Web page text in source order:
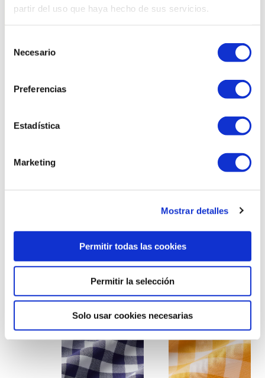
partir del uso que haya hecho de sus servicios.
Necesario
Preferencias
Estadística
Marketing
Mostrar detalles
Permitir todas las cookies
Permitir la selección
Solo usar cookies necesarias
Eucalipt